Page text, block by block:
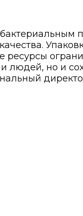
ресурсы
людей, но и